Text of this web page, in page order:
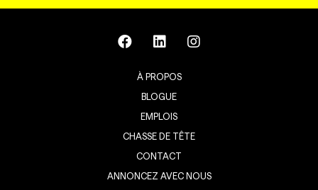
À PROPOS
BLOGUE
EMPLOIS
CHASSE DE TÊTE
CONTACT
ANNONCEZ AVEC NOUS